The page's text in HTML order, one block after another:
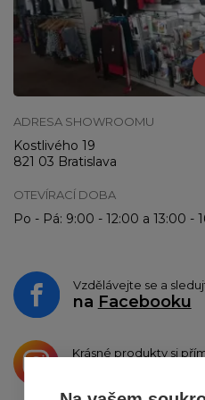
ADRESA SHOWROOMU
Kostlivého 19
821 03 Bratislava
OTEVÍRACÍ DOBA
Po - Pá: 9:00 - 12:00 a 13:00 -
Vzdělávejte se a
na Facebooku
Krásné produkty si